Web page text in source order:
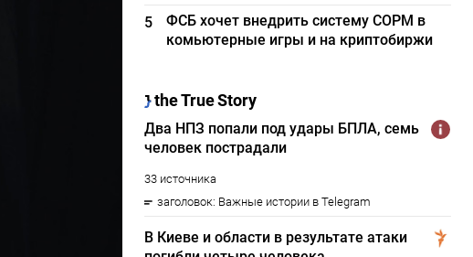
5
ФСБ хочет внедрить систему СОРМ в
комьютерные игры и на криптобиржи